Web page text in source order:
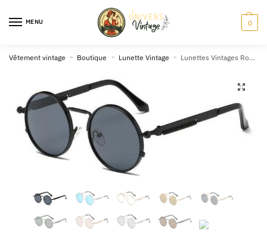
MENU 0
Vêtement vintage » Boutique » Lunette Vintage » Lunettes Vintages Rondes
🔍